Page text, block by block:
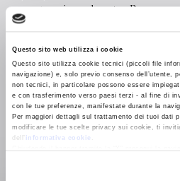
Questo sito web utilizza i cookie
Questo sito utilizza cookie tecnici (piccoli file
navigazione) e, solo previo consenso dell’utente,
non tecnici, in particolare possono essere
e con trasferimento verso paesi terzi - al fine di
con le tue preferenze, manifestate durante la
Per maggiori dettagli sul trattamento dei tuoi dati
modificare le tue scelte privacy sui cookie, ti
dell’
informativa cookie
per tearriva nel nostro Paese
Oxfam Italia, che per ogni copia
€ 19.00
che non aspettano un eroe ma lo